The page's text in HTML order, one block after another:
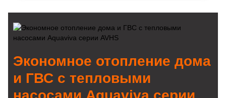
Экономное отопление дома
и ГВС с тепловыми